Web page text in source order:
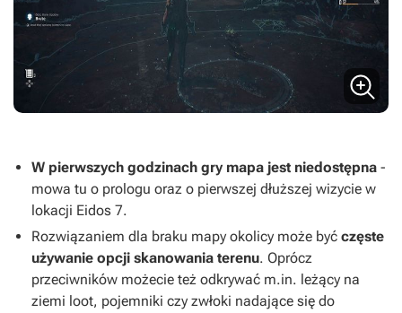
W pierwszych godzinach gry mapa jest niedostępna -
mowa tu o prologu oraz o pierwszej dłuższej wizycie w
lokacji Eidos 7.
Rozwiązaniem dla braku mapy okolicy może być częste
używanie opcji skanowania terenu. Oprócz
przeciwników możecie też odkrywać m.in. leżący na
ziemi loot, pojemniki czy zwłoki nadające się do